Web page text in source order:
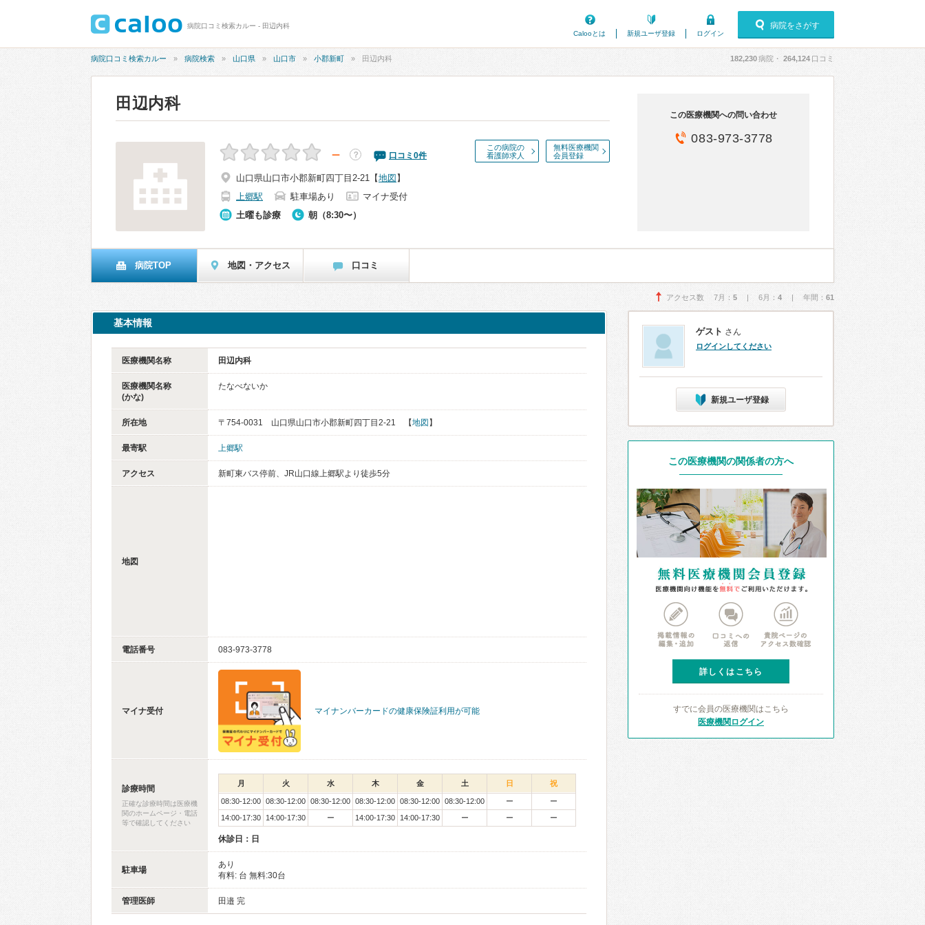
病院口コミ検索カルー - 田辺内科
Calooとは
新規ユーザ登録 ログイン
病院をさがす
病院口コミ検索カルー 病院検索 山口県 山口市 小郡新町 田辺内科 182,230病院・ 264,124 口コミ
田辺内科
この病院の
看護師求人
無料医療機関
会員登録
－ ？ 口コミ 0件
山口県山口市小郡新町四丁目2-21 【地図 】
上郷駅
駐車場あり
マイナ受付
土曜も診療
朝（8:30〜）
この医療機関への問い合わせ
083-973-3778
病院TOP 地図・アクセス 口コミ
アクセス数 7月： 5 | 6月： 4 | 年間： 61
基本情報
医療機関名称 田辺内科
医療機関名称
(かな)
たなべないか
所在地 〒754-0031 山口県山口市小郡新町四丁目2-21 【地図 】
最寄駅 上郷駅
アクセス 新町東バス停前、JR山口線上郷駅より徒歩5分
地図
電話番号 083-973-3778
マイナ受付 マイナンバーカードの健康保険証利用が可能
診療時間
正確な診療時間は医療機
関のホームページ・電話
等で確認してください
月 火 水 木 金 土 日 祝
08:30-12:00 08:30-12:00 08:30-12:00 08:30-12:00 08:30-12:00 08:30-12:00 ー
ー
14:00-17:30
14:00-17:30 ー 14:00-17:30 14:00-17:30 ー ー ー
休診日：日
駐車場
あり
有料: 台 無料:30台
管理医師 田邉 完
ゲスト さん
ログインしてください
新規ユーザ登録
この医療機関の関係者の方へ
詳しくはこちら
すでに会員の医療機関はこちら
医療機関ログイン